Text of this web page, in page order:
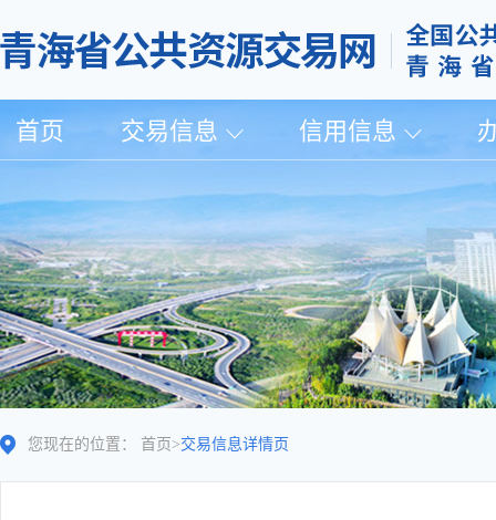
首页 交易信息 信用信息
您现在的位置： 首页 >交易信息详情页